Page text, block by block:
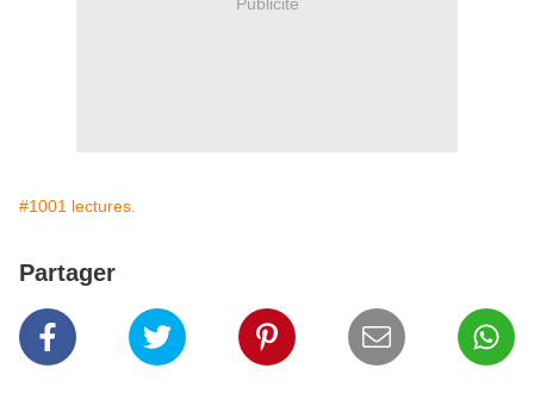
#1001 lectures.
Partager